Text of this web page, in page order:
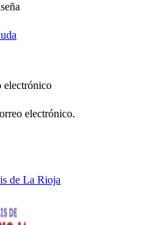
electrónico
electrónico.
de La Rioja